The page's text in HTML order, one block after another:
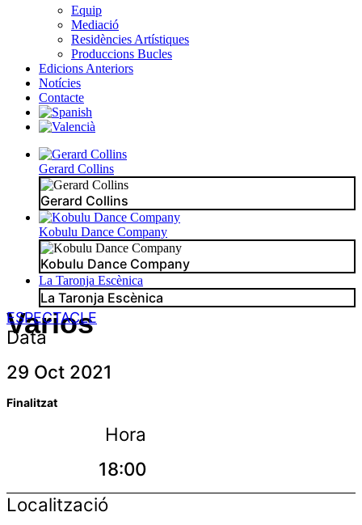
Equip
Mediació
Residències Artístiques
Produccions Bucles
Edicions Anteriors
Notícies
Contacte
Gerard Collins
Gerard Collins
Kobulu Dance Company
Kobulu Dance Company
La Taronja Escènica
La Taronja Escènica
Varios
ESPECTACLE
Data
29 Oct 2021
Finalitzat
Hora
18:00
Localització